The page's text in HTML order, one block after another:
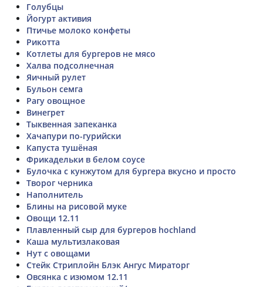
Голубцы
Йогурт активия
Птичье молоко конфеты
Рикотта
Котлеты для бургеров не мясо
Халва подсолнечная
Яичный рулет
Бульон семга
Рагу овощное
Винегрет
Тыквенная запеканка
Хачапури по-гурийски
Капуста тушёная
Фрикадельки в белом соусе
Булочка с кунжутом для бургера вкусно и просто
Творог черника
Наполнитель
Блины на рисовой муке
Овощи 12.11
Плавленный сыр для бургеров hochland
Каша мультизлаковая
Нут с овощами
Стейк Стриплойн Блэк Ангус Мираторг
Овсянка с изюмом 12.11